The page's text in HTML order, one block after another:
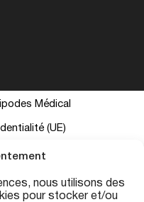
nous utilisons des
pour stocker et/ou
Médical
(UE)